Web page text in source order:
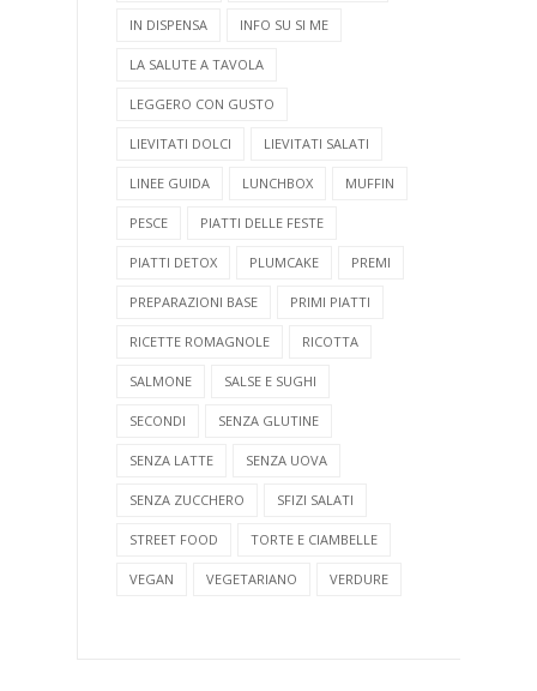
IN DISPENSA INFO SU SI ME
LA SALUTE A TAVOLA
LEGGERO CON GUSTO
LIEVITATI DOLCI LIEVITATI SALATI
LINEE GUIDA LUNCHBOX MUFFIN
PESCE PIATTI DELLE FESTE
PIATTI DETOX PLUMCAKE PREMI
PREPARAZIONI BASE PRIMI PIATTI
RICETTE ROMAGNOLE RICOTTA
SALMONE SALSE E SUGHI
SECONDI SENZA GLUTINE
SENZA LATTE SENZA UOVA
SENZA ZUCCHERO SFIZI SALATI
STREET FOOD TORTE E CIAMBELLE
VEGAN VEGETARIANO VERDURE